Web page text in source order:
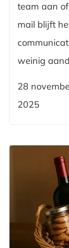
team aan
mail blijft
weinig
28
2025